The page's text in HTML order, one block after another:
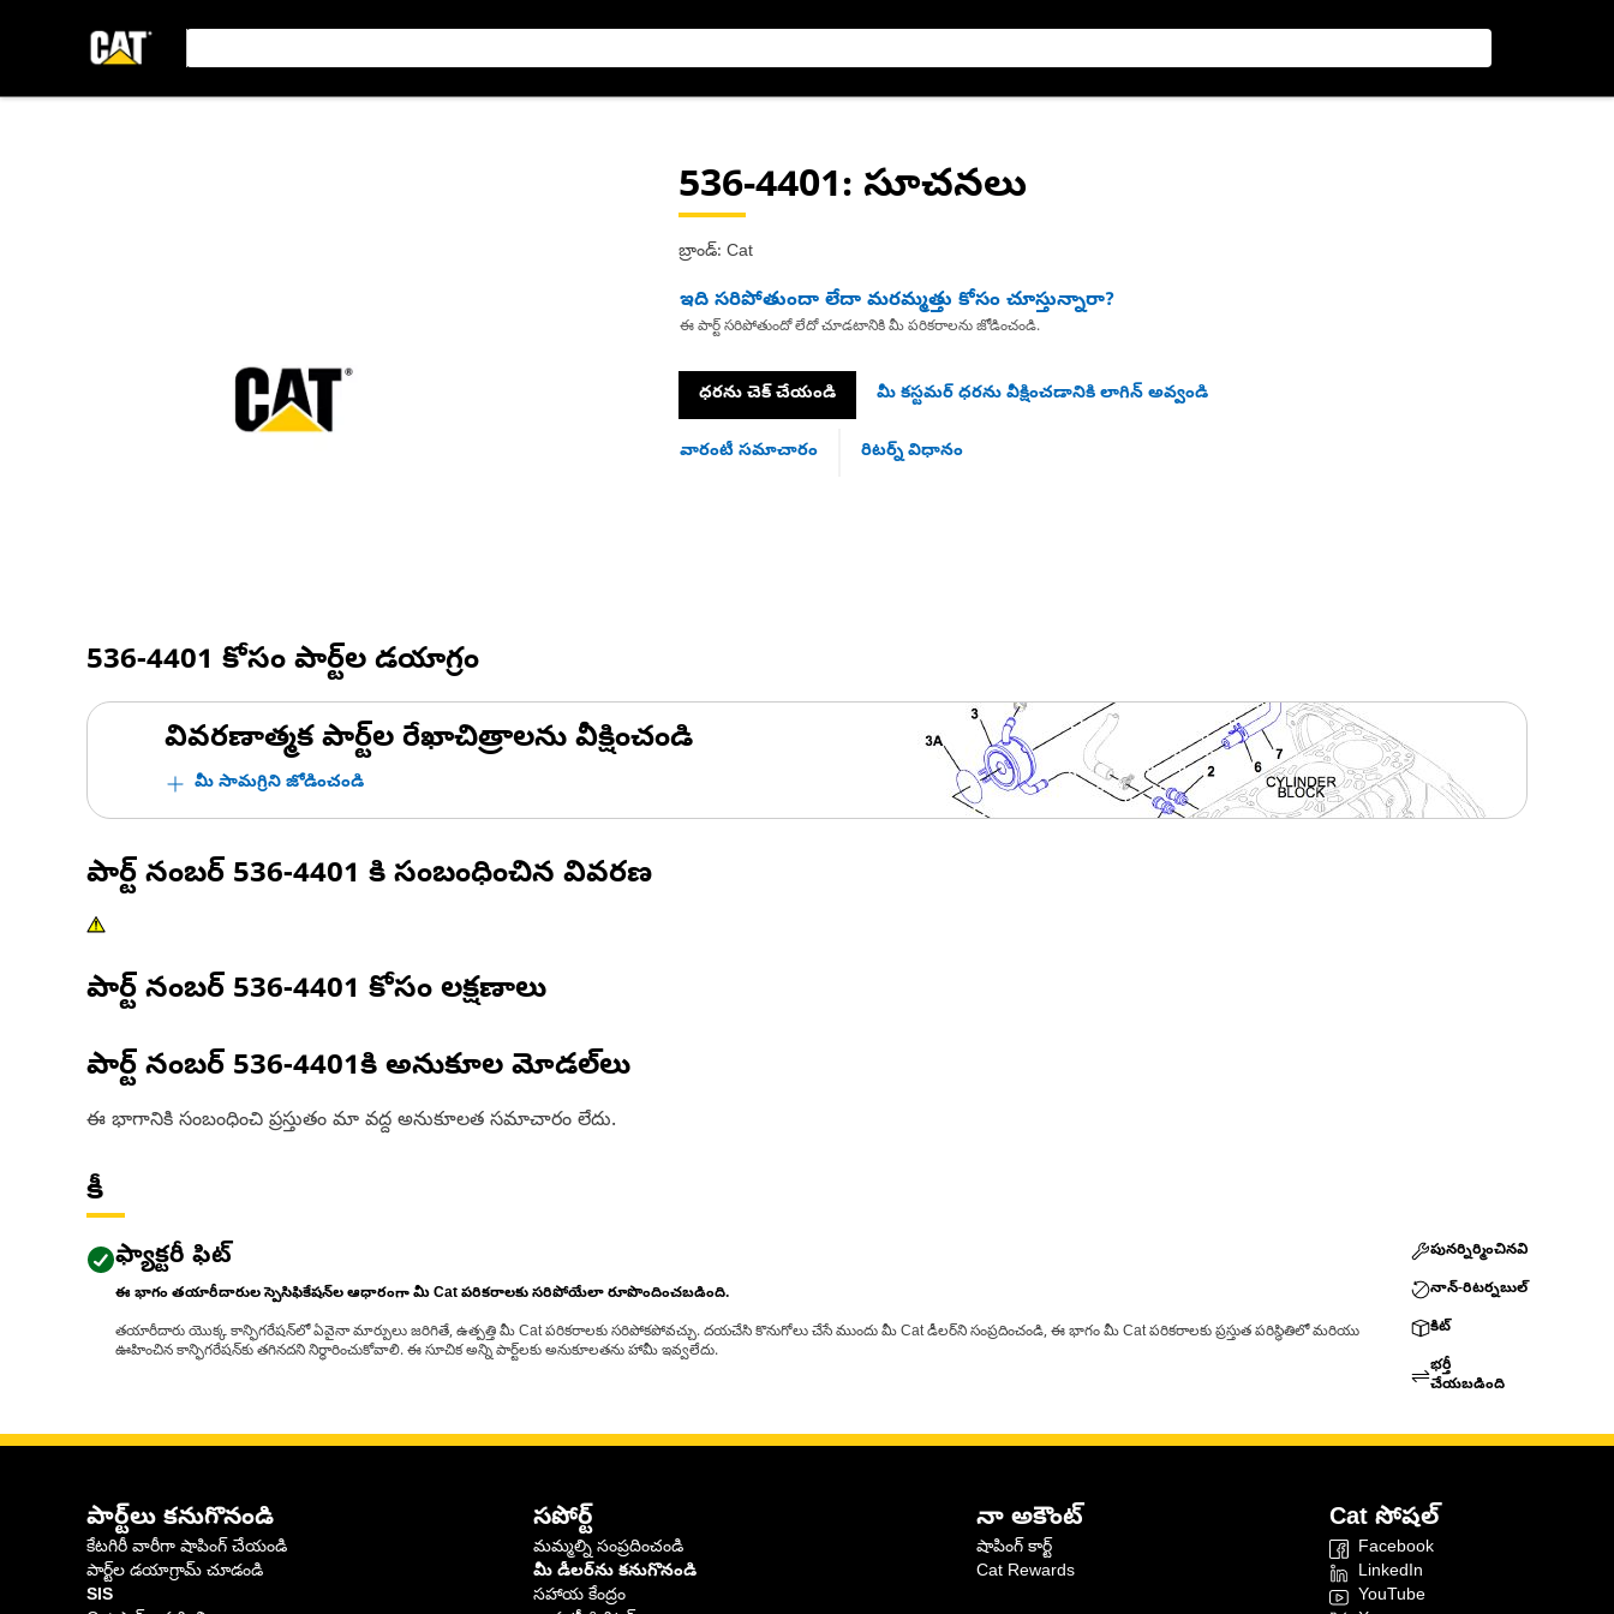
536-4401: సూచనలు
బ్రాండ్: Cat
ఇది సరిపోతుందా లేదా మరమ్మత్తు కోసం చూస్తున్నారా?
ఈ పార్ట్ సరిపోతుందో లేదో చూడటానికి మీ పరికరాలను జోడించండి.
ధరను చెక్ చేయండి మీ కస్టమర్ ధరను వీక్షించడానికి లాగిన్ అవ్వండి
వారంటీ సమాచారం రిటర్న్ విధానం
536-4401 కోసం పార్ట్‌ల డయాగ్రం
వివరణాత్మక పార్ట్‌ల రేఖాచిత్రాలను వీక్షించండి
మీ సామగ్రిని జోడించండి
పార్ట్ నంబర్ 536-4401 కి సంబంధించిన వివరణ
పార్ట్ నంబర్ 536-4401 కోసం లక్షణాలు
పార్ట్ నంబర్ 536-4401కి అనుకూల మోడల్‌లు
ఈ భాగానికి సంబంధించి ప్రస్తుతం మా వద్ద అనుకూలత సమాచారం లేదు.
కీ
ఫ్యాక్టరీ ఫిట్
ఈ భాగం తయారీదారుల స్పెసిఫికేషన్‌ల ఆధారంగా మీ Cat పరికరాలకు సరిపోయేలా రూపొందించబడింది.
తయారీదారు యొక్క కాన్ఫిగరేషన్‌లో ఏవైనా మార్పులు జరిగితే, ఉత్పత్తి మీ Cat పరికరాలకు సరిపోకపోవచ్చు. దయచేసి కొనుగోలు చేసే ముందు మీ Cat డీలర్‌ని సంప్రదించండి, ఈ భాగం మీ Cat పరికరాలకు ప్రస్తుత పరిస్థితిలో మరియు
ఊహించిన కాన్ఫిగరేషన్‌కు తగినదని నిర్ధారించుకోవాలి. ఈ సూచిక అన్ని పార్ట్‌లకు అనుకూలతను హామీ ఇవ్వలేదు.
పునర్నిర్మించినవి
నాన్-రిటర్నబుల్
కిట్
భర్తీ
చేయబడింది
పార్ట్‌లు కనుగొనండి
కేటగిరీ వారీగా షాపింగ్ చేయండి
పార్ట్‌ల డయాగ్రామ్ చూడండి
SIS
సపోర్ట్
మమ్మల్ని సంప్రదించండి
మీ డీలర్‌ను కనుగొనండి
సహాయ కేంద్రం
నా అకౌంట్
షాపింగ్ కార్ట్
Cat Rewards
Cat సోషల్
Facebook
LinkedIn
YouTube